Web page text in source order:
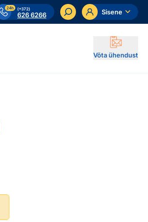
24h (+372)
626 6266 Sisene
Võta ühendust